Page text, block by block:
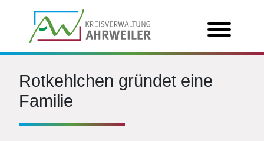
Rotkehlchen gründet eine
Familie